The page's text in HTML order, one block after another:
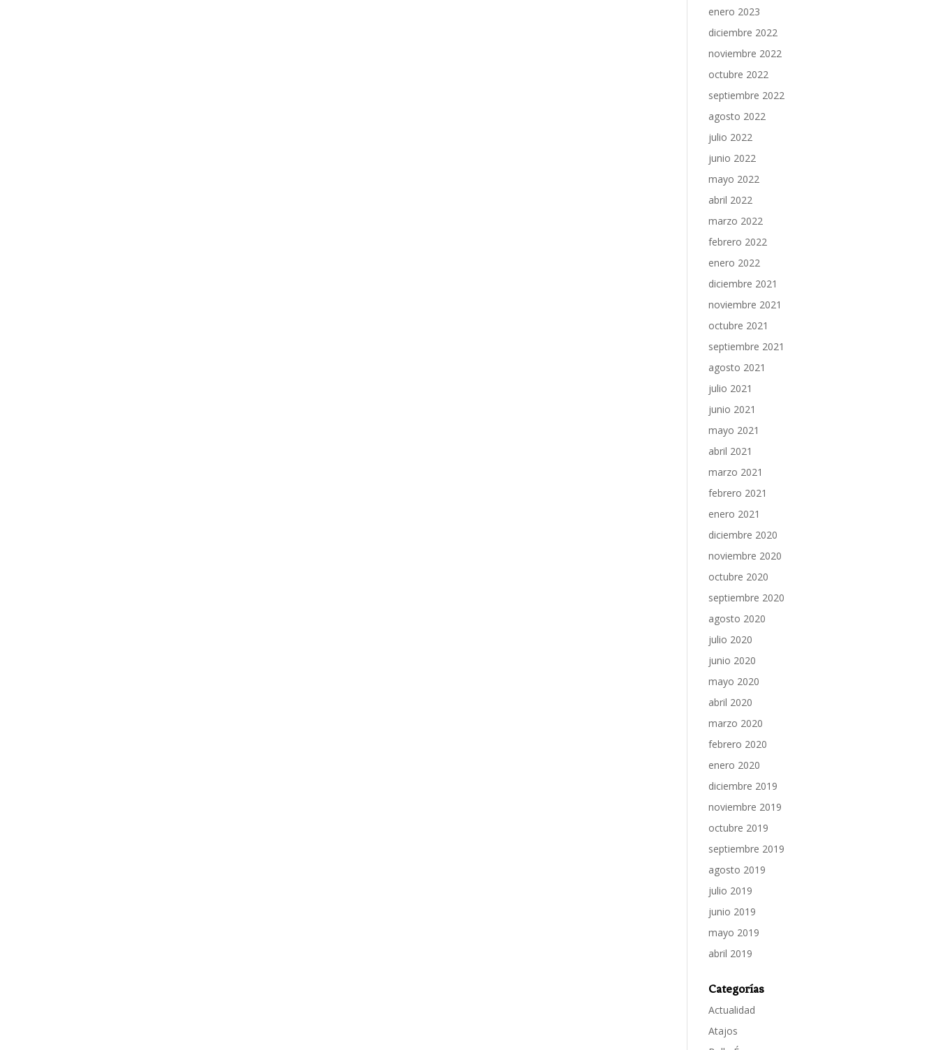
enero 2023
diciembre 2022
noviembre 2022
octubre 2022
septiembre 2022
agosto 2022
julio 2022
junio 2022
mayo 2022
abril 2022
marzo 2022
febrero 2022
enero 2022
diciembre 2021
noviembre 2021
octubre 2021
septiembre 2021
agosto 2021
julio 2021
junio 2021
mayo 2021
abril 2021
marzo 2021
febrero 2021
enero 2021
diciembre 2020
noviembre 2020
octubre 2020
septiembre 2020
agosto 2020
julio 2020
junio 2020
mayo 2020
abril 2020
marzo 2020
febrero 2020
enero 2020
diciembre 2019
noviembre 2019
octubre 2019
septiembre 2019
agosto 2019
julio 2019
junio 2019
mayo 2019
abril 2019
Categorías
Actualidad
Atajos